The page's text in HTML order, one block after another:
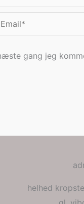
gang jeg
helhed